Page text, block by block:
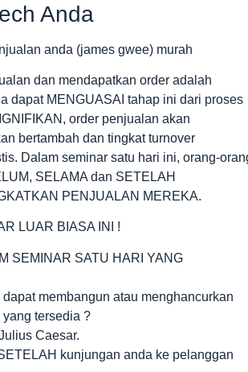
Anda
dan mendapatkan order adalah
dapat MENGUASAI tahap ini dari proses
order penjualan akan
bertambah dan tingkat turnover
Dalam seminar satu hari ini, orang-
SELAMA dan SETELAH
PENJUALAN MEREKA.
LUAR BIASA INI !
SEMINAR SATU HARI YANG
membangun atau menghancurkan
tersedia ?
Caesar.
kunjungan anda ke pelanggan